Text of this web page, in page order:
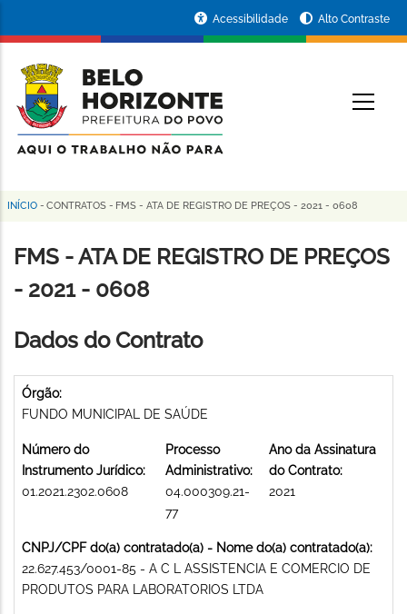
conteúdo
principal
da
Prefeitura
de
Horizonte
Acessibilidade Alto Contraste
Trilha
de
navegação
INÍCIO - CONTRATOS - FMS - ATA DE REGISTRO DE PREÇOS - 2021 - 0608
FMS - ATA DE REGISTRO DE PREÇOS
- 2021 - 0608
Dados do Contrato
Órgão:
FUNDO MUNICIPAL DE SAÚDE
Número do
Instrumento Jurídico:
01.2021.2302.0608
Processo
Administrativo:
04.000309.21-
77
Ano da Assinatura
do Contrato:
2021
CNPJ/CPF do(a) contratado(a) - Nome do(a) contratado(a):
22.627.453/0001-85 - A C L ASSISTENCIA E COMERCIO DE
PRODUTOS PARA LABORATORIOS LTDA